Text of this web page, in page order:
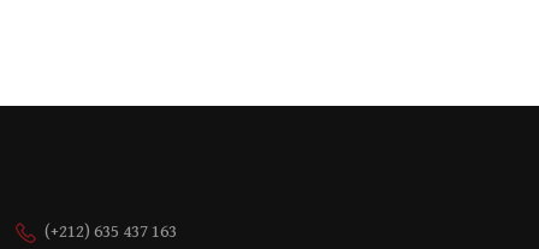
(+212) 635 437 163